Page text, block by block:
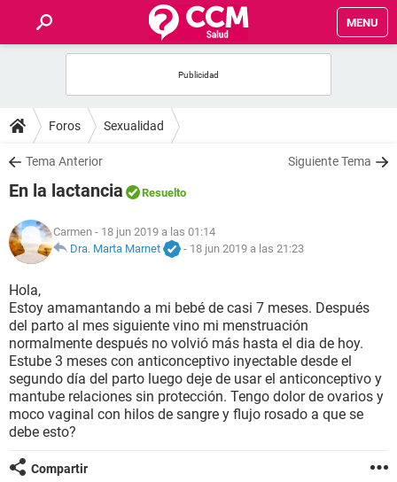
MENU
FOROS
SALUD
NUTRICIÓN
BIENESTAR
SEXUALIDAD
GLOSARIO
Foros Sexualidad
Tema Anterior Siguiente Tema
En la lactancia Resuelto
Carmen - 18 jun 2019 a las 01:14
Dra. Marta Marnet
- 18 jun 2019 a las 21:23
Hola,
Estoy amamantando a mi bebé de casi 7 meses. Después
del parto al mes siguiente vino mi menstruación
normalmente después no volvió más hasta el dia de hoy.
Estube 3 meses con anticonceptivo inyectable desde el
segundo día del parto luego deje de usar el anticonceptivo y
mantube relaciones sin protección. Tengo dolor de ovarios y
moco vaginal con hilos de sangre y flujo rosado a que se
debe esto?
Compartir